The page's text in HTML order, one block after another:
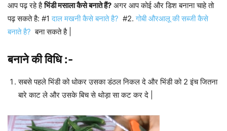
आप पढ़ रहे हैभिंडी मसाला कैसे बनाते हैं? अगर आप कोई और डिश बनाना चाहे तो
पढ़ सकते है: #1दाल मखनी कैसे बनाते है? #2.गोबी औरआलू की सब्जी कैसे
बनाते है? बना सकते है |
बनाने की विधि :-
सबसे पहले भिंडी को धोकर उसका डंठल निकल दे और भिंडी को 2 इंच जितना
बारे काट ले और उसके बिच से थोड़ा सा कट कर दे |